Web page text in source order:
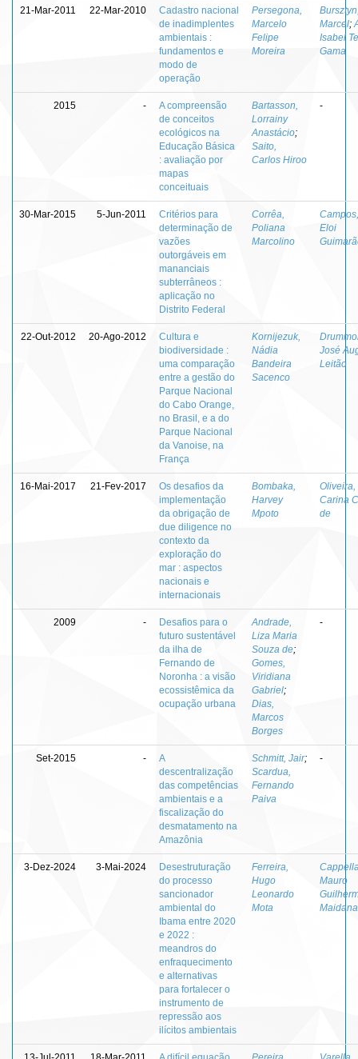
21-Mar-2011 22-Mar-2010
Cadastro nacional
de inadimplentes
ambientais :
fundamentos e
modo de
operação
Persegona,
Marcelo
Felipe
Moreira
Marcel;
Isabel
Gama
2015 -
A compreensão
de conceitos
ecológicos na
Educação Básica
: avaliação por
mapas
conceituais
Bartasson,
Lorrainy
Anastácio;
Saito,
Carlos Hiroo
-
30-Mar-2015 5-Jun-2011
Critérios para
determinação de
vazões
outorgáveis em
mananciais
subterrâneos :
aplicação no
Distrito Federal
Corrêa,
Poliana
Marcolino
Eloi
22-Out-2012 20-Ago-2012
Cultura e
biodiversidade :
uma comparação
entre a gestão do
Parque Nacional
do Cabo Orange,
no Brasil, e a do
Parque Nacional
da Vanoise, na
França
Kornijezuk,
Nádia
Bandeira
Sacenco
José
Leitão
16-Mai-2017 21-Fev-2017
Os desafios da
implementação
da obrigação de
due diligence no
contexto da
exploração do
mar : aspectos
nacionais e
internacionais
Bombaka,
Harvey
Mpoto
Oliveira,
Carina
de
2009 -
Desafios para o
futuro sustentável
da ilha de
Fernando de
Noronha : a visão
ecossistêmica da
ocupação urbana
Andrade,
Liza Maria
Souza de;
Gomes,
Viridiana
Gabriel;
Dias,
Marcos
Borges
-
Set-2015 -
A
descentralização
das competências
ambientais e a
fiscalização do
desmatamento na
Amazônia
Schmitt, Jair;
Scardua,
Fernando
Paiva
-
3-Dez-2024 3-Mai-2024
Desestruturação
do processo
sancionador
ambiental do
Ibama entre 2020
e 2022 :
meandros do
enfraquecimento
e alternativas
para fortalecer o
instrumento de
repressão aos
ilícitos ambientais
Ferreira,
Hugo
Leonardo
Mota
Mauro
Maidana